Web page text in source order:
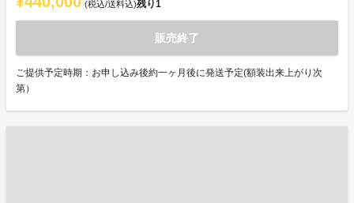
(税込/送料込)残り1
販売終了
ご提供予定時期：お申し込み後約一ヶ月後に発送予定(額装出来上がり次
第）